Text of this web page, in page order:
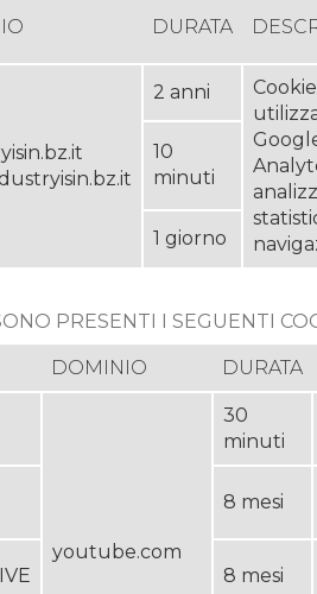
DURATA
2 anni
Cookie
10
minuti
1 giorno
PRESENTI I SEGUENTI
DOMINIO DURATA
youtube.com
30
minuti
8 mesi
8 mesi